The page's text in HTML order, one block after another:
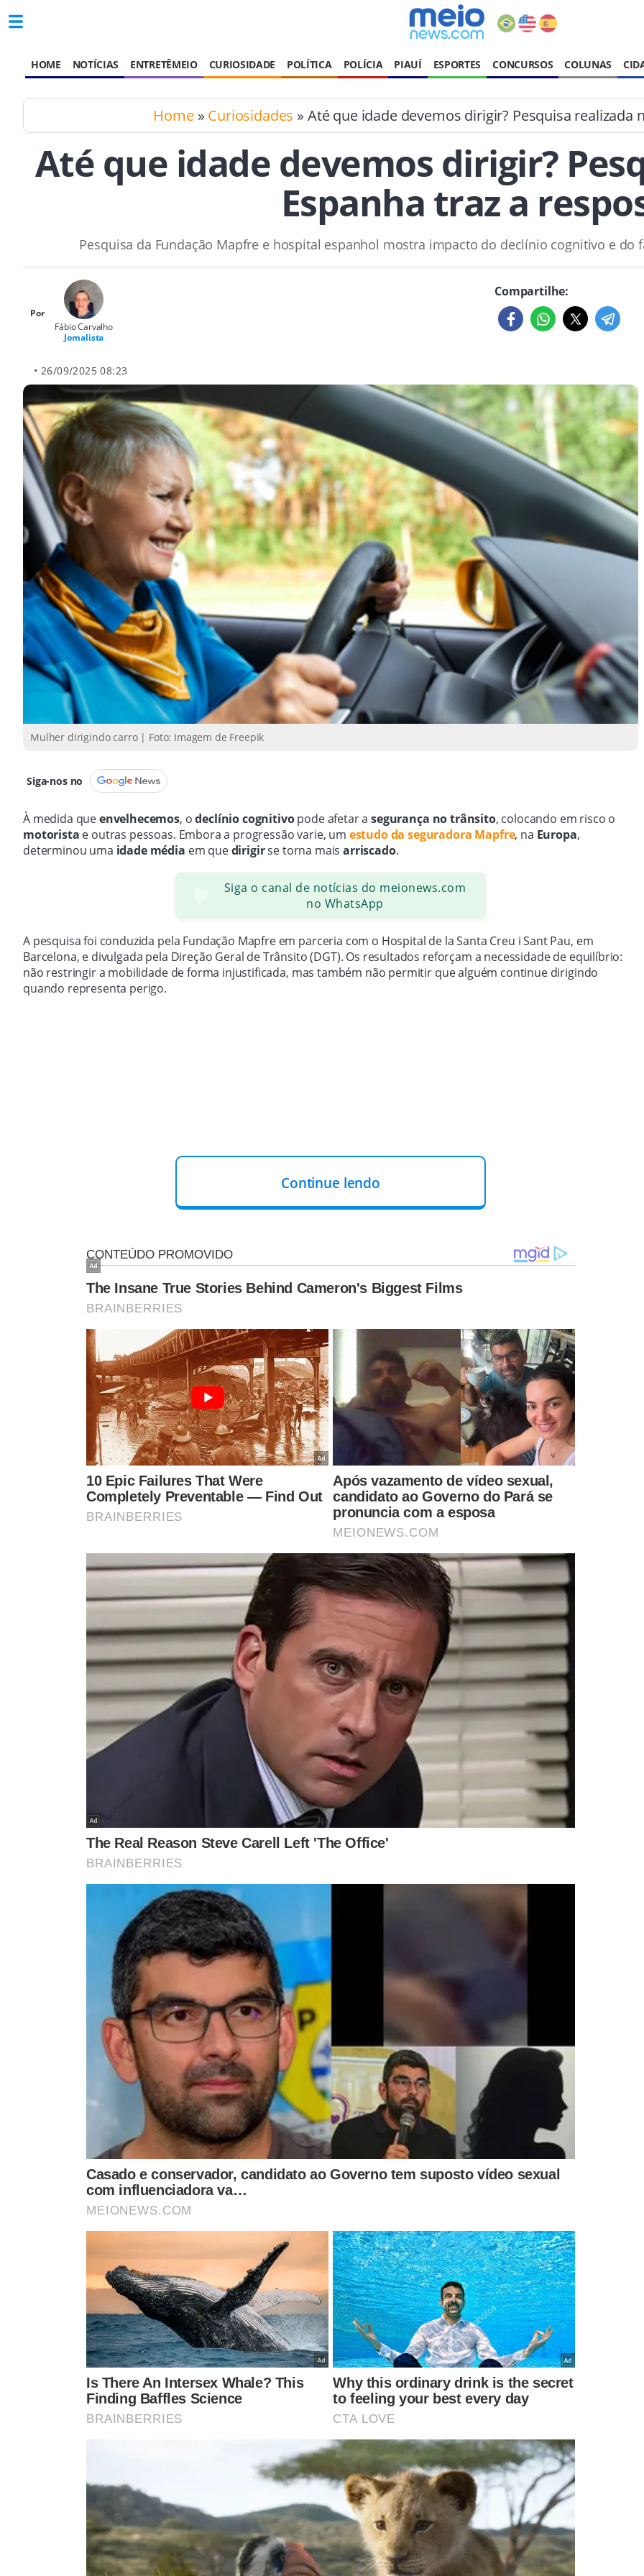
HOME NOTÍCIAS ENTRETÊMEIO CURIOSIDADE POLÍTICA POLÍCIA PIAUÍ ESPORTES CONCURSOS COLUNAS
Home» Curiosidades » Até que idade devemos dirigir? Pesquisa realizada
Até que idade devemos dirigir?
Espanha traz a
Pesquisa da Fundação Mapfre e hospital espanhol mostra impacto do declínio cognitivo e
Por
Fábio Carvalho
Jornalista
• 26/09/2025 08:23
Compartilhe:
Mulher dirigindo carro | Foto: Imagem de Freepik
Siga-nos no
À medida queenvelhecemos, odeclínio cognitivopode afetar asegurança no trânsito, colocando em risco o
motorista e outras pessoas. Embora a progressão varie, um estudo da seguradora Mapfre, na Europa,
determinou uma idade média em quedirigirse torna maisarriscado.
💬
Siga o canal de notícias do meionews.com
no WhatsApp
A pesquisa foi conduzida pela Fundação Mapfre em parceria com o Hospital de la Santa Creu i Sant Pau, em
Barcelona, e divulgada pela Direção Geral de Trânsito (DGT). Os resultados reforçam a necessidade de equilíbrio:
não restringir a mobilidade de forma injustificada, mas também não permitir que alguém continue dirigindo
quando representa perigo.
O relatório destaca a importância de manter um diálogo aberto entre idosos, suas famílias e profissionais de
PRESSÃO FAMILIAR PESA NA DECISÃO
Quase metade dos ex-motoristas idosos (45%) deixou de dirigir por pressão de familiares, e não por escolha
própria. Os motivos mais comuns são condições médicas (41%), problemas de memória (36%), dificuldades ao
Entre familiares, 74% afirmam que o idoso parou de dirigir contra a vontade, principalmente por problemas
cognitivos (61%), limitações físicas (35%) e demência (17%). A transição causa perda de autonomia e impacto
emocional, com sentimentos de frustração e perda. O relatório indica que a idade média para abandonar o volante
Para reduzir riscos, a Fundação Mapfre recomenda exames psicofísicos para renovação da habilitação e seguir
orientações médicas, além de cuidados práticos para manter a segurança.
Viajar acompanhado sempre que possível.
Evitar dirigir em horários de pico, à noite ou sob más condições climáticas.
Atentar-se a medicamentos em uso e possíveis efeitos colaterais que possam comprometer a condução.
SEGURANÇA TRÂNSITO
VER COMENTÁRIOS
VEJA TAMBÉM
71 ANOS SEM CARMEN MIRANDA ESTRUTURA MILIONÁRIA
milhões de Virginia que tem
área exclusiva para
mulheres
bilionários' tem até lista de
espera para novos
moradores
VEJA MAIS NOTÍCIAS
Continue lendo